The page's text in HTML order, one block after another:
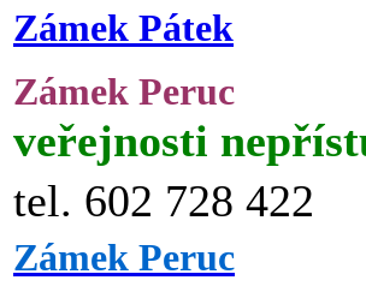
Zámek Pátek
Zámek Peruc
veřejnosti
tel. 602 728 422
Zámek Peruc